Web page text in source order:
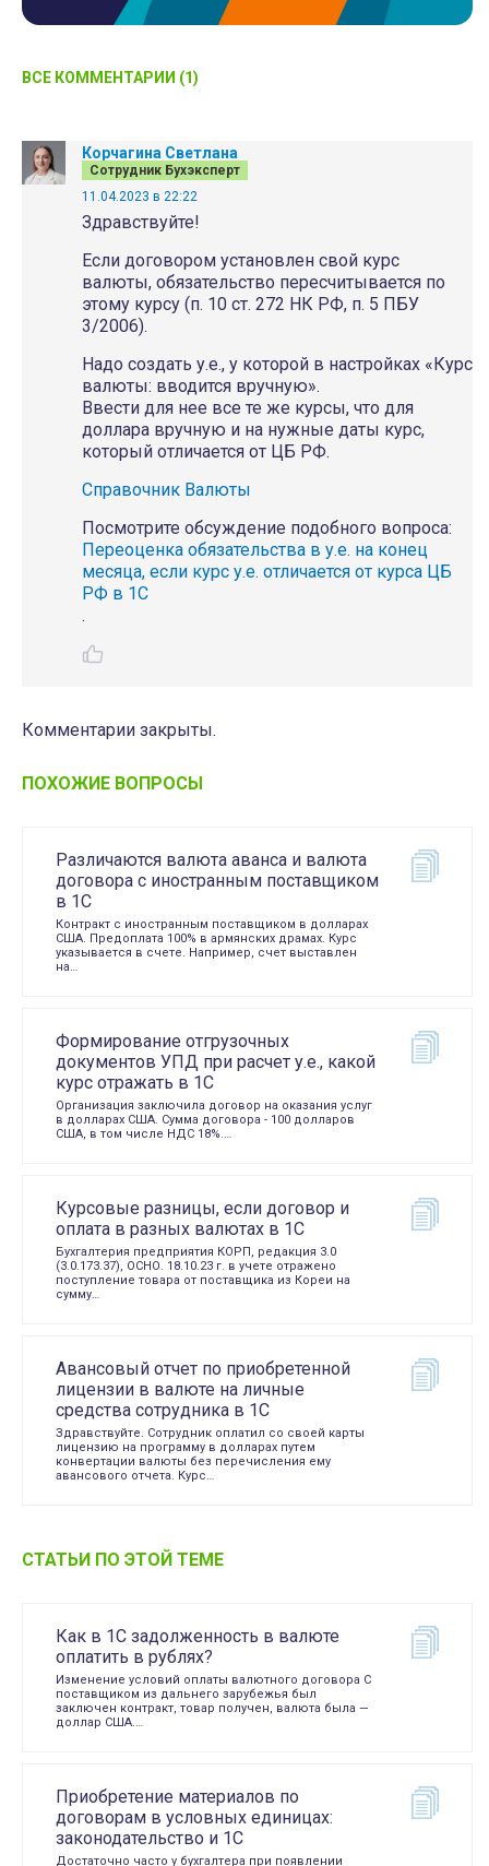
ВСЕ КОММЕНТАРИИ (1)
Корчагина Светлана
Сотрудник Бухэксперт
11.04.2023 в 22:22
Здравствуйте!
Если договором установлен свой курс
валюты, обязательство пересчитывается по
этому курсу (п. 10 ст. 272 НК РФ, п. 5 ПБУ
3/2006).
Надо создать у.е., у которой в настройках «Курс
валюты: вводится вручную».
Ввести для нее все те же курсы, что для
доллара вручную и на нужные даты курс,
который отличается от ЦБ РФ.
Справочник Валюты
Посмотрите обсуждение подобного вопроса:
Переоценка обязательства в у.е. на конец
месяца, если курс у.е. отличается от курса ЦБ
РФ в 1С
.
Комментарии закрыты.
ПОХОЖИЕ ВОПРОСЫ
Различаются валюта аванса и валюта
договора с иностранным поставщиком
в 1С
Контракт с иностранным поставщиком в долларах
США. Предоплата 100% в армянских драмах. Курс
указывается в счете. Например, счет выставлен
на…
Формирование отгрузочных
документов УПД при расчет у.е., какой
курс отражать в 1С
Организация заключила договор на оказания услуг
в долларах США. Сумма договора - 100 долларов
США, в том числе НДС 18%.…
Курсовые разницы, если договор и
оплата в разных валютах в 1С
Бухгалтерия предприятия КОРП, редакция 3.0
(3.0.173.37), ОСНО. 18.10.23 г. в учете отражено
поступление товара от поставщика из Кореи на
сумму…
Авансовый отчет по приобретенной
лицензии в валюте на личные
средства сотрудника в 1С
Здравствуйте. Сотрудник оплатил со своей карты
лицензию на программу в долларах путем
конвертации валюты без перечисления ему
авансового отчета. Курс…
СТАТЬИ ПО ЭТОЙ ТЕМЕ
Как в 1С задолженность в валюте
оплатить в рублях?
Изменение условий оплаты валютного договора С
поставщиком из дальнего зарубежья был
заключен контракт, товар получен, валюта была —
доллар США.…
Приобретение материалов по
договорам в условных единицах:
законодательство и 1С
Достаточно часто у бухгалтера при появлении